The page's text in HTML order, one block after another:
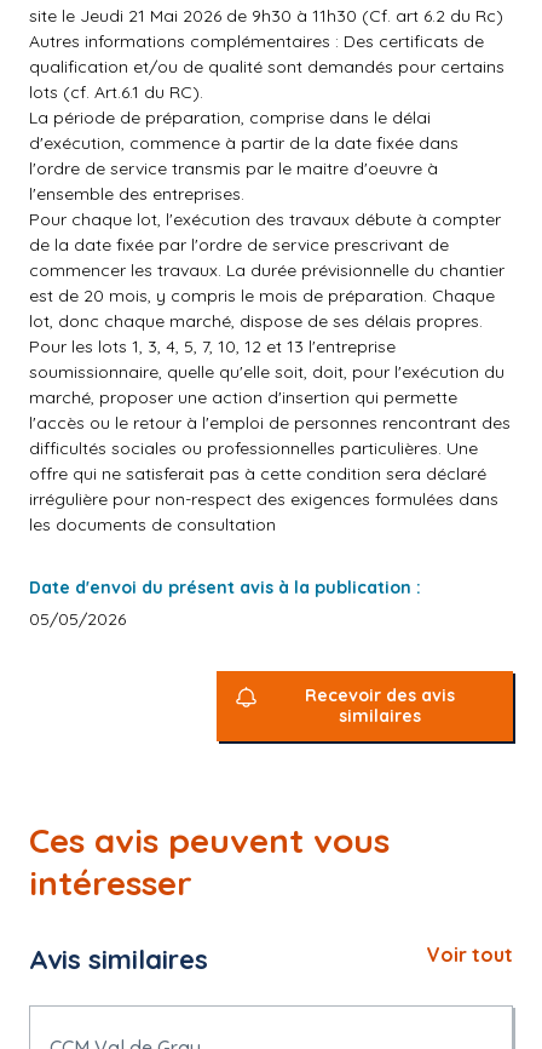
site le Jeudi 21 Mai 2026 de 9h30 à 11h30 (Cf. art 6.2 du Rc)
Autres informations complémentaires : Des certificats de
qualification et/ou de qualité sont demandés pour certains
lots (cf. Art.6.1 du RC).
La période de préparation, comprise dans le délai
d'exécution, commence à partir de la date fixée dans
l'ordre de service transmis par le maitre d'oeuvre à
l'ensemble des entreprises.
Pour chaque lot, l'exécution des travaux débute à compter
de la date fixée par l'ordre de service prescrivant de
commencer les travaux. La durée prévisionnelle du chantier
est de 20 mois, y compris le mois de préparation. Chaque
lot, donc chaque marché, dispose de ses délais propres.
Pour les lots 1, 3, 4, 5, 7, 10, 12 et 13 l'entreprise
soumissionnaire, quelle qu'elle soit, doit, pour l'exécution du
marché, proposer une action d'insertion qui permette
l'accès ou le retour à l'emploi de personnes rencontrant des
difficultés sociales ou professionnelles particulières. Une
offre qui ne satisferait pas à cette condition sera déclaré
irrégulière pour non-respect des exigences formulées dans
les documents de consultation
Date d'envoi du présent avis à la publication :
05/05/2026
Recevoir des avis
similaires
Ces avis peuvent vous
intéresser
Avis similaires Voir tout